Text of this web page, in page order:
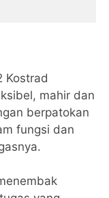
Kostrad
mahir dan
berpatokan
fungsi dan